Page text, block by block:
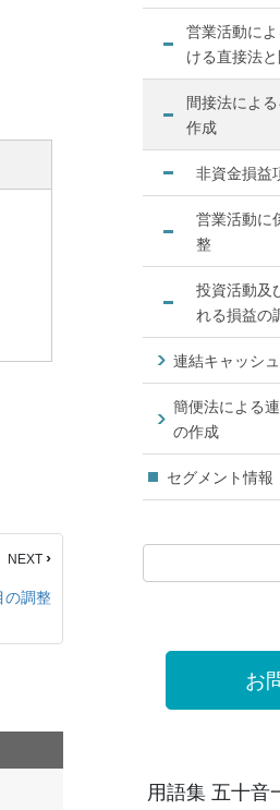
NEXT ›
の調整
営業活動に
ける直接法
間接法によ
作成
非資金損益
営業活動に
整
投資活動及
れる損益の
連結キャッシ
簡便法による
の作成
セグメント情報
お
用語集 五十音